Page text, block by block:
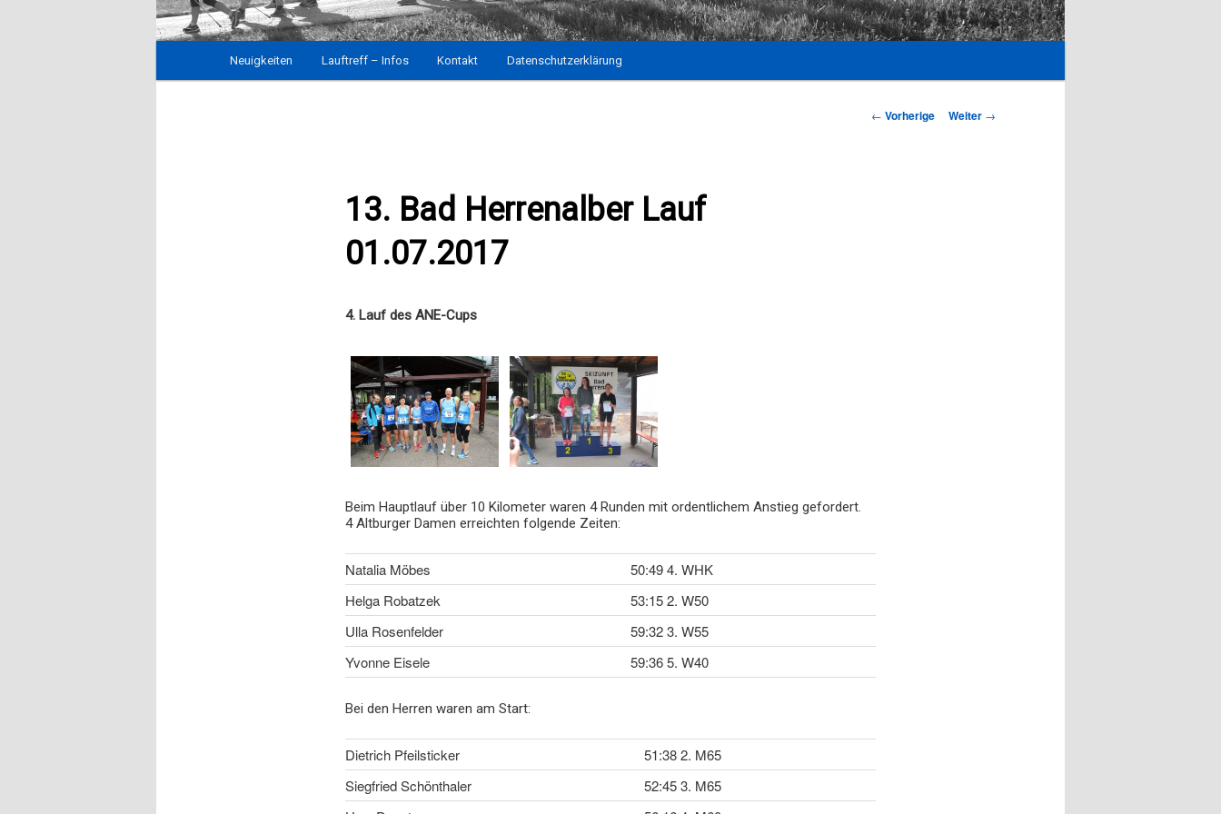
Zum
Neuigkeiten Lauftreff – Infos Kontakt Datenschutzerklärung
Beitrags-
← Vorherige Weiter →
13. Bad Herrenalber Lauf
01.07.2017
4. Lauf des ANE-Cups
Beim Hauptlauf über 10 Kilometer waren 4 Runden mit ordentlichem Anstieg gefordert.
4 Altburger Damen erreichten folgende Zeiten:
Natalia Möbes
50:49 4. WHK
Helga Robatzek
53:15 2. W50
Ulla Rosenfelder
59:32 3. W55
Yvonne Eisele
59:36 5. W40
Bei den Herren waren am Start:
Dietrich Pfeilsticker
51:38 2. M65
Siegfried Schönthaler
52:45 3. M65